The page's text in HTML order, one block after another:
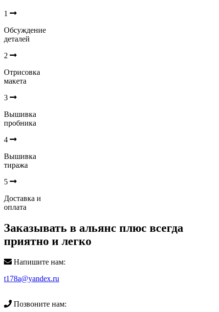
1
Обсуждение
деталей
2
Отрисовка
макета
3
Вышивка
пробника
4
Вышивка
тиража
5
Доставка и
оплата
Заказывать в альянс плюс всегда
приятно и легко
Напишите нам:
t178a@yandex.ru
Позвоните нам: